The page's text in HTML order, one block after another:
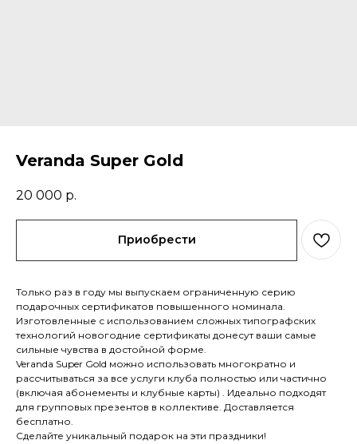
Veranda Super Gold
20 000 р.
Приобрести
Только раз в году мы выпускаем ограниченную серию
подарочных сертификатов повышенного номинала.
Изготовленные с использованием сложных типографских
технологий новогодние сертификаты донесут ваши самые
сильные чувства в достойной форме.
Veranda Super Gold можно использовать многократно и
рассчитываться за все услуги клуба полностью или частично
(включая абонементы и клубные карты) . Идеально подходят
для групповых презентов в коллективе. Доставляется
бесплатно.
Сделайте уникальный подарок на эти праздники!